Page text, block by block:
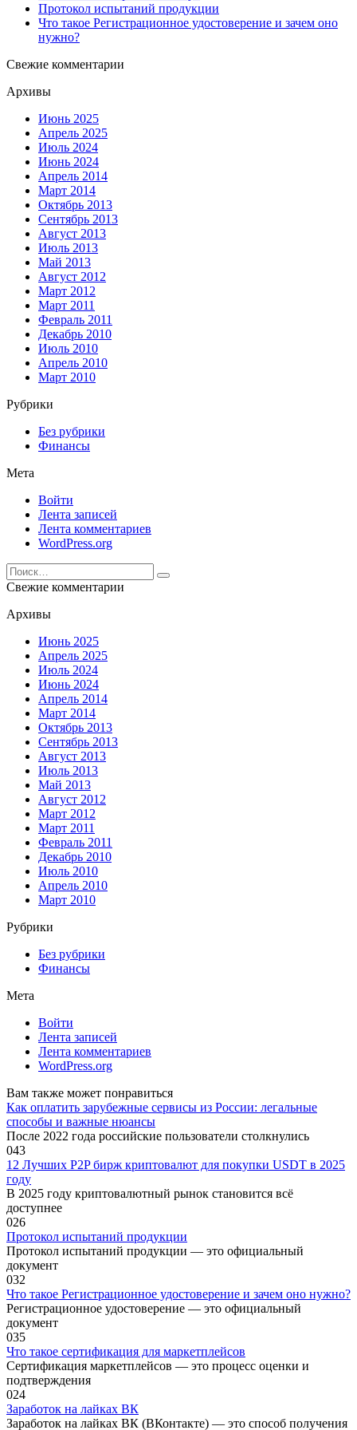
Протокол испытаний продукции
Что такое Регистрационное удостоверение и зачем оно
нужно?
Свежие комментарии
Архивы
Июнь 2025
Апрель 2025
Июль 2024
Июнь 2024
Апрель 2014
Март 2014
Октябрь 2013
Сентябрь 2013
Август 2013
Июль 2013
Май 2013
Август 2012
Март 2012
Март 2011
Февраль 2011
Декабрь 2010
Июль 2010
Апрель 2010
Март 2010
Рубрики
Без рубрики
Финансы
Мета
Войти
Лента записей
Лента комментариев
WordPress.org
Search
for:
Свежие комментарии
Архивы
Июнь 2025
Апрель 2025
Июль 2024
Июнь 2024
Апрель 2014
Март 2014
Октябрь 2013
Сентябрь 2013
Август 2013
Июль 2013
Май 2013
Август 2012
Март 2012
Март 2011
Февраль 2011
Декабрь 2010
Июль 2010
Апрель 2010
Март 2010
Рубрики
Без рубрики
Финансы
Мета
Войти
Лента записей
Лента комментариев
WordPress.org
Вам также может понравиться
Как оплатить зарубежные сервисы из России: легальные
способы и важные нюансы
После 2022 года российские пользователи столкнулись
043
12 Лучших P2P бирж криптовалют для покупки USDT в 2025
году
В 2025 году криптовалютный рынок становится всё
доступнее
026
Протокол испытаний продукции
Протокол испытаний продукции — это официальный
документ
032
Что такое Регистрационное удостоверение и зачем оно нужно?
Регистрационное удостоверение — это официальный
документ
035
Что такое сертификация для маркетплейсов
Сертификация маркетплейсов — это процесс оценки и
подтверждения
024
Заработок на лайках ВК
Заработок на лайках ВК (ВКонтакте) — это способ получения